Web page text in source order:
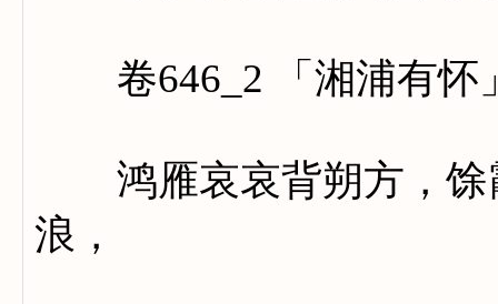
卷646_2 「湘浦有怀
鸿雁哀哀背朔方，馀
浪，